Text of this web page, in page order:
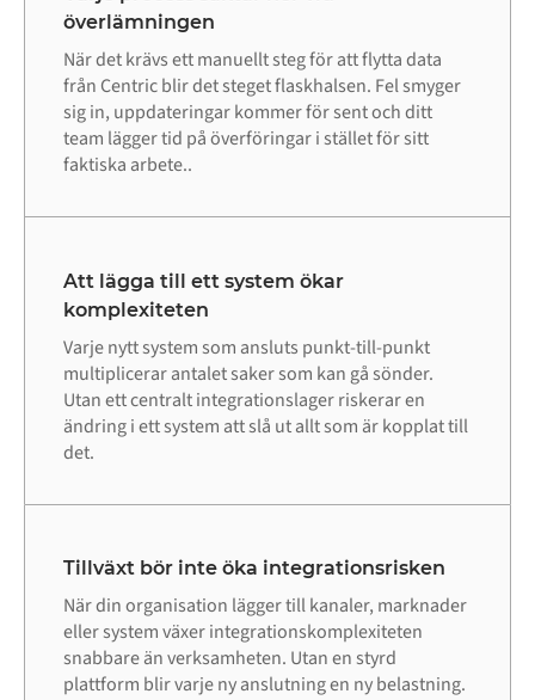
överlämningen
När det krävs ett manuellt steg för att flytta data
från Centric blir det steget flaskhalsen. Fel smyger
sig in, uppdateringar kommer för sent och ditt
team lägger tid på överföringar i stället för sitt
faktiska arbete..
Att lägga till ett system ökar
komplexiteten
Varje nytt system som ansluts punkt-till-punkt
multiplicerar antalet saker som kan gå sönder.
Utan ett centralt integrationslager riskerar en
ändring i ett system att slå ut allt som är kopplat till
det.
Tillväxt bör inte öka integrationsrisken
När din organisation lägger till kanaler, marknader
eller system växer integrationskomplexiteten
snabbare än verksamheten. Utan en styrd
plattform blir varje ny anslutning en ny belastning.